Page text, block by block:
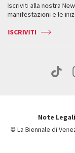
Come raggiungerci
Contatti
Press
Biglietti
Servizi al pubblico
Come raggiungerci
Contatti
Orari e sedi
Iscriviti alla nostra
manifestazioni e le
ISCRIVITI
Note Legali
© La Biennale di